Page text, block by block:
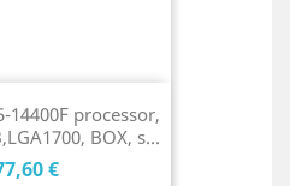
processor,
BOX, s...
€